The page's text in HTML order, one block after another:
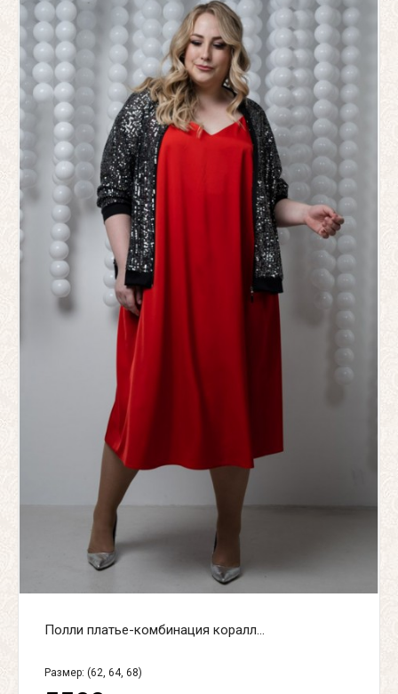
Полли платье-комбинация коралл...
Размер: (62, 64, 68)